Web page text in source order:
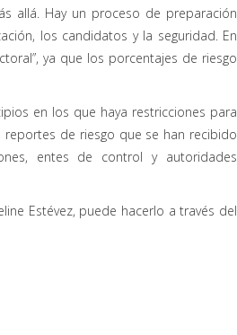
allá. Hay un proceso de preparación
los candidatos y la seguridad. En
ya que los porcentajes de riesgo
en los que haya restricciones para
de riesgo que se han recibido
entes de control y autoridades
Estévez, puede hacerlo a través del